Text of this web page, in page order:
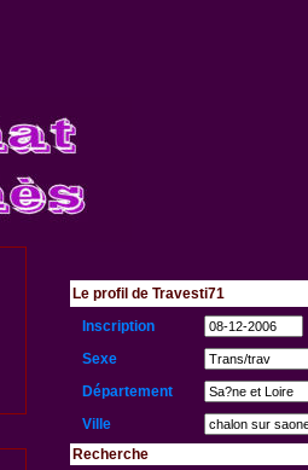
Le profil de Travesti71
Inscription
Sexe
Département
Ville
Recherche